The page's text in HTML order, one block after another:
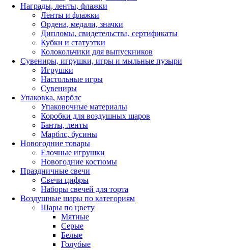
Награды, ленты, флажки
Ленты и флажки
Ордена, медали, значки
Дипломы, свидетельства, сертификаты
Кубки и статуэтки
Колокольчики для выпускников
Сувениры, игрушки, игры и мыльные пузыри
Игрушки
Настольные игры
Сувениры
Упаковка, марблс
Упаковочные материалы
Коробки для воздушных шаров
Банты, ленты
Марблс, бусины
Новогодние товары
Елочные игрушки
Новогодние костюмы
Праздничные свечи
Свечи цифры
Наборы свечей для торта
Воздушные шары по категориям
Шары по цвету
Мятные
Серые
Белые
Голубые